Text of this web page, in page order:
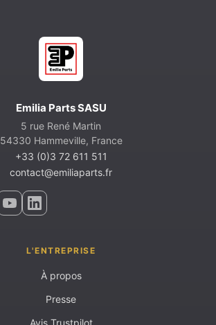
Emilia Parts SASU
5 rue René Martin
54330 Hammeville, France
+33 (0)3 72 611 511
contact@emiliaparts.fr
L'ENTREPRISE
À propos
Presse
Avis Trustpilot